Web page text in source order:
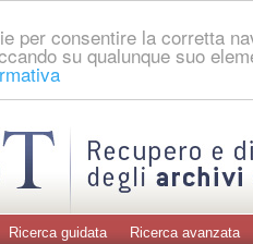
per consentire la corretta
su qualunque suo
Ricerca guidata Ricerca avanzata